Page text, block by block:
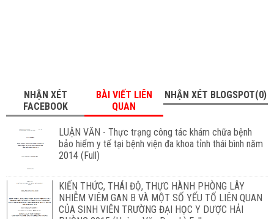
NHẬN XÉT
FACEBOOK
BÀI VIẾT LIÊN
QUAN
NHẬN XÉT BLOGSPOT(0)
LUẬN VĂN - Thực trạng công tác khám chữa bệnh
bảo hiểm y tế tại bệnh viện đa khoa tỉnh thái bình năm
2014 (Full)
KIẾN THỨC, THÁI ĐỘ, THỰC HÀNH PHÒNG LÂY
NHIỄM VIÊM GAN B VÀ MỘT SỐ YẾU TỐ LIÊN QUAN
CỦA SINH VIÊN TRƯỜNG ĐẠI HỌC Y DƯỢC HẢI